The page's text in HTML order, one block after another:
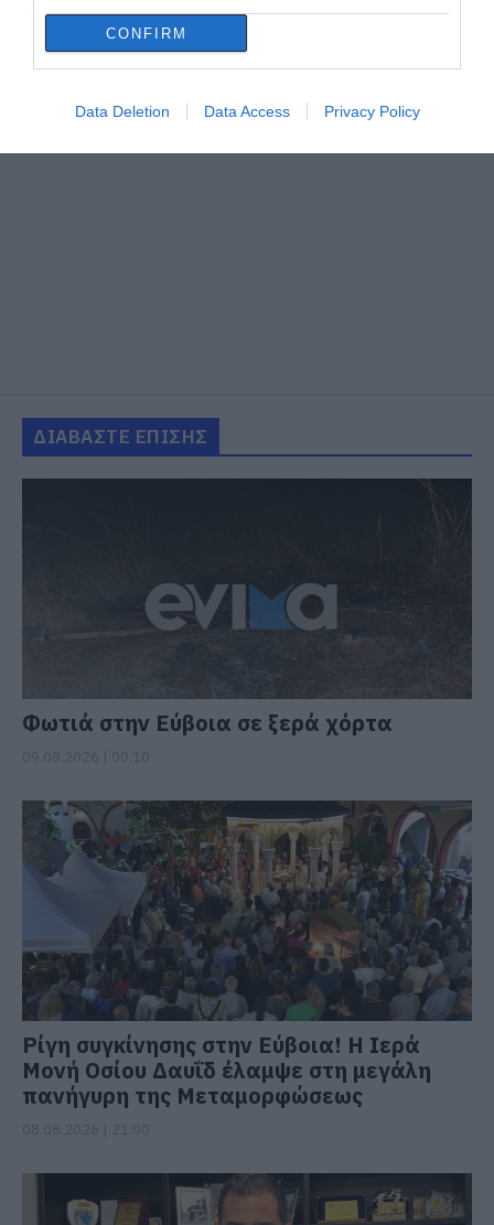
CONFIRM
Data Deletion Data Access Privacy Policy
ΔΙΑΒΑΣΤΕ ΕΠΙΣΗΣ
Φωτιά στην Εύβοια σε ξερά χόρτα
Ρίγη συγκίνησης στην Εύβοια! Η Ιερά
Μονή Οσίου Δαυΐδ έλαμψε στη μεγάλη
πανήγυρη της Μεταμορφώσεως